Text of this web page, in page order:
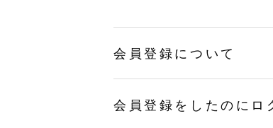
会員登録について
会員登録をしたのにロ